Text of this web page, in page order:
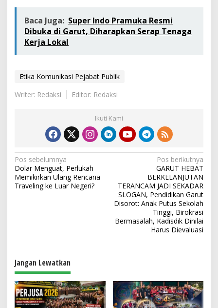
Baca Juga: Super Indo Pramuka Resmi
Dibuka di Garut, Diharapkan Serap Tenaga
Kerja Lokal
Etika Komunikasi Pejabat Publik
Writer: Redaksi
Editor: Redaksi
Ikuti Kami
N
a
v
i
p
o
s
Pos sebelumnya
Dolar Menguat, Perlukah
Memikirkan Ulang Rencana
Traveling ke Luar Negeri?
Pos berikutnya
GARUT HEBAT
BERKELANJUTAN
TERANCAM JADI SEKADAR
SLOGAN, Pendidikan Garut
Disorot: Anak Putus Sekolah
Tinggi, Birokrasi
Bermasalah, Kadisdik Dinilai
Harus Dievaluasi
Jangan Lewatkan